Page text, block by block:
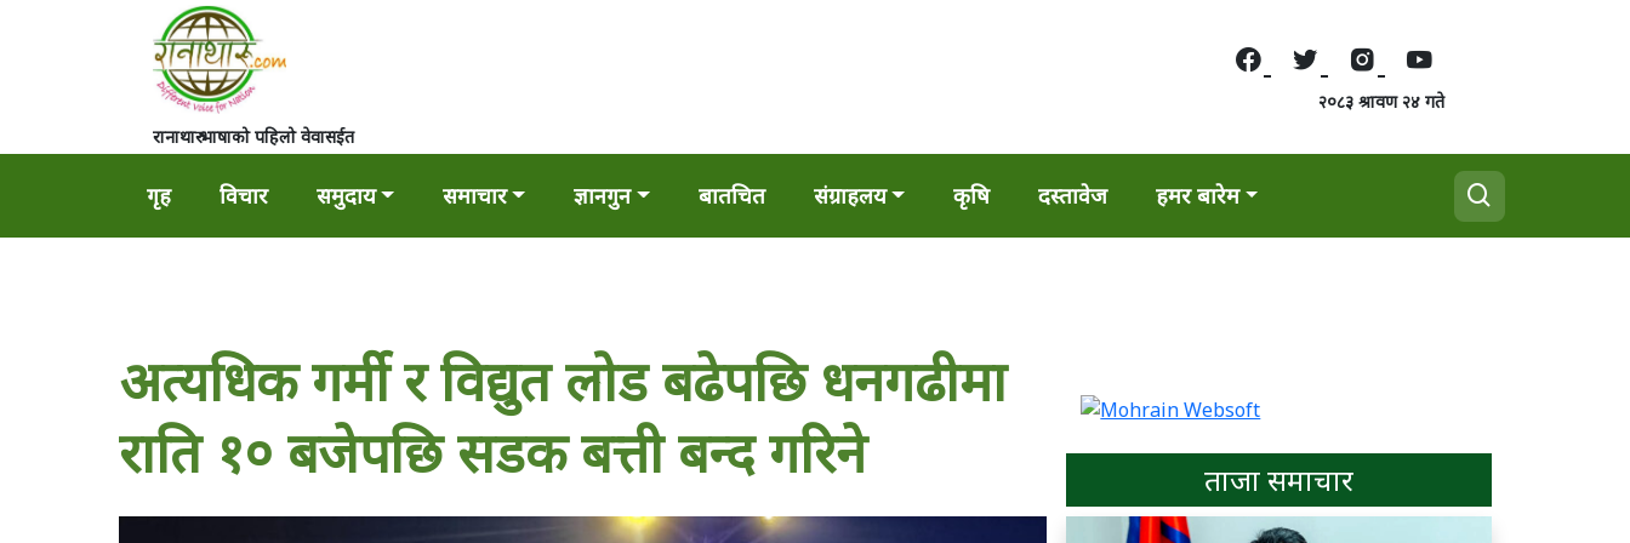
रानाथारु भाषाको पहिलो वेवासईत
२०८३ श्रावण २४ गते
गृह विचार समुदाय समाचार ज्ञानगुन बातचित संग्राहलय कृषि दस्तावेज हमर बारेम
अत्यधिक गर्मी र विद्युत लोड बढेपछि धनगढीमा
राति १० बजेपछि सडक बत्ती बन्द गरिने
ताजा समाचार